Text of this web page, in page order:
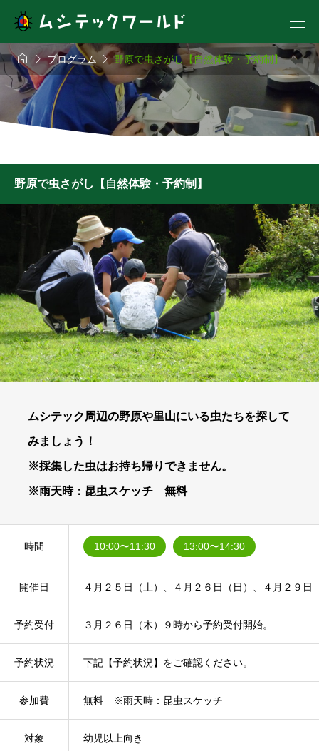
 プログラム野原で虫さがし【自然体験・予約制】
野原で虫さがし【自然体験・予約制】
ムシテック周辺の野原や里山にいる虫たちを探して
みましょう！
※採集した虫はお持ち帰りできません。
※雨天時：昆虫スケッチ 無料
時間 10:00〜11:30 13:00〜14:30
開催日 ４月２５日（土）、４月２６日（日）、４月２９日
予約受付 ３月２６日（木）９時から予約受付開始。
予約状況 下記【予約状況】をご確認ください。
参加費 無料 ※雨天時：昆虫スケッチ
対象 幼児以上向き